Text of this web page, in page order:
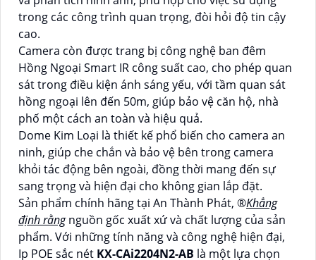
trong các công trình quan trọng, đòi hỏi độ tin cậy
cao.
Camera còn được trang bị công nghệ ban đêm
Hồng Ngoại Smart IR công suất cao, cho phép quan
sát trong điều kiện ánh sáng yếu, với tầm quan sát
hồng ngoại lên đến 50m, giúp bảo vệ căn hộ, nhà
phố một cách an toàn và hiệu quả.
Dome Kim Loại là thiết kế phổ biến cho camera an
ninh, giúp che chắn và bảo vệ bên trong camera
khỏi tác động bên ngoài, đồng thời mang đến sự
sang trọng và hiện đại cho không gian lắp đặt.
Sản phẩm chính hãng tại An Thành Phát, ®️Khẳng
định rằngnguồn gốc xuất xứ và chất lượng của sản
phẩm. Với những tính năng và công nghệ hiện đại,
Ip POE sắc nét KX-CAi2204N2-AB là một lựa chọn